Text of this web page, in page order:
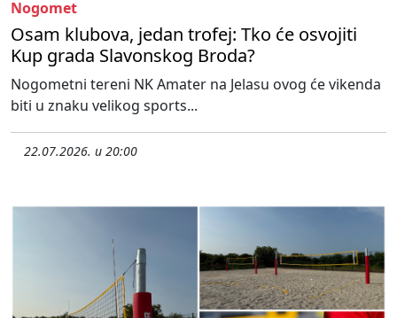
Nogomet
Osam klubova, jedan trofej: Tko će osvojiti
Kup grada Slavonskog Broda?
Nogometni tereni NK Amater na Jelasu ovog će vikenda
biti u znaku velikog sports...
22.07.2026. u 20:00